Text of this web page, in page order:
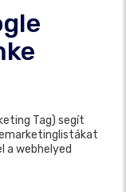
Tag) segít
a webhelyed